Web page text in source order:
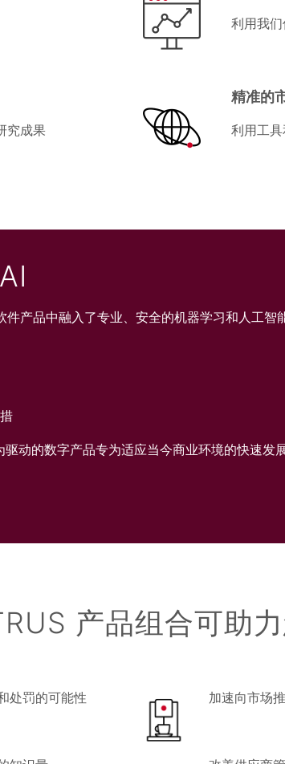
利用我
究成果
精准的
利用工
件产品中融入了专业、安全的机器学习和人工智
动的数字产品专为适应当今商业环境的快速发
产品组合可助
处罚的可能性 加速向市场